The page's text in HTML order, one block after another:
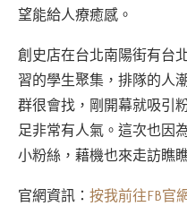
望能給人療癒感。
創史店在台北南陽街有台
習的學生聚集，排隊的人
群很會找，剛開幕就吸引
足非常有人氣。這次也因
小粉絲，藉機也來走訪瞧
官網資訊： 按我前往FB官